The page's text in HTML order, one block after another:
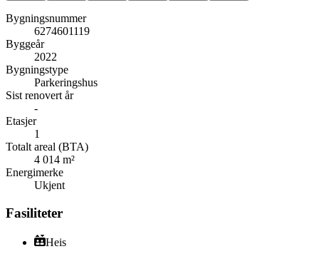
Bygningsnummer
6274601119
Byggeår
2022
Bygningstype
Parkeringshus
Sist renovert år
-
Etasjer
1
Totalt areal (BTA)
4 014 m²
Energimerke
Ukjent
Fasiliteter
Heis